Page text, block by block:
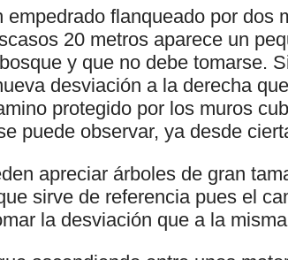
empedrado flanqueado por dos
20 metros aparece un
y que no debe tomarse.
desviación a la derecha
protegido por los muros
puede observar, ya desde
apreciar árboles de gran
sirve de referencia pues el
la desviación que a la